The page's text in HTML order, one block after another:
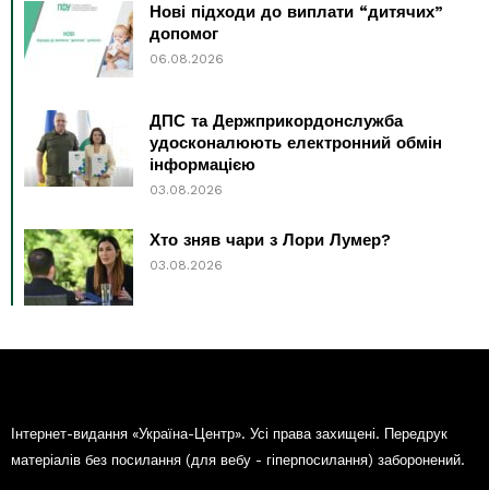
Нові підходи до виплати “дитячих”
допомог
06.08.2026
ДПС та Держприкордонслужба
удосконалюють електронний обмін
інформацією
03.08.2026
Хто зняв чари з Лори Лумер?
03.08.2026
Інтернет-видання «Україна-Центр». Усі права захищені. Передрук
матеріалів без посилання (для вебу - гіперпосилання) заборонений.